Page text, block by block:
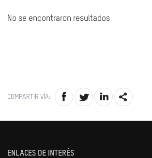
No se encontraron resultados
COMPARTIR VÍA:
ENLACES DE INTERÉS